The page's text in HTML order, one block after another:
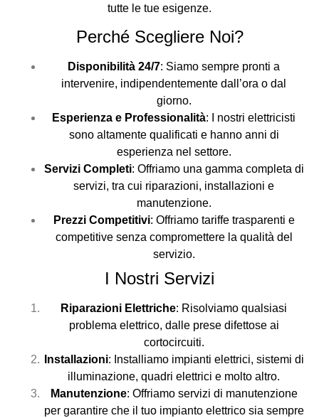
tutte le tue esigenze.
Perché Scegliere Noi?
Disponibilità 24/7: Siamo sempre pronti a
intervenire, indipendentemente dall’ora o dal
giorno.
Esperienza e Professionalità: I nostri elettricisti
sono altamente qualificati e hanno anni di
esperienza nel settore.
Servizi Completi: Offriamo una gamma completa di
servizi, tra cui riparazioni, installazioni e
manutenzione.
Prezzi Competitivi: Offriamo tariffe trasparenti e
competitive senza compromettere la qualità del
servizio.
I Nostri Servizi
Riparazioni Elettriche: Risolviamo qualsiasi
problema elettrico, dalle prese difettose ai
cortocircuiti.
Installazioni: Installiamo impianti elettrici, sistemi di
illuminazione, quadri elettrici e molto altro.
Manutenzione: Offriamo servizi di manutenzione
per garantire che il tuo impianto elettrico sia sempre